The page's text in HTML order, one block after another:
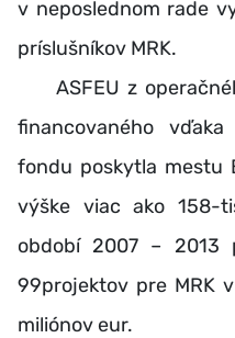
v neposlednom rade
príslušníkov MRK.
ASFEU z
financovaného vďaka
fondu poskytla mestu
výške viac ako 158-
období 2007 – 2013
99projektov pre MRK
miliónov eur.